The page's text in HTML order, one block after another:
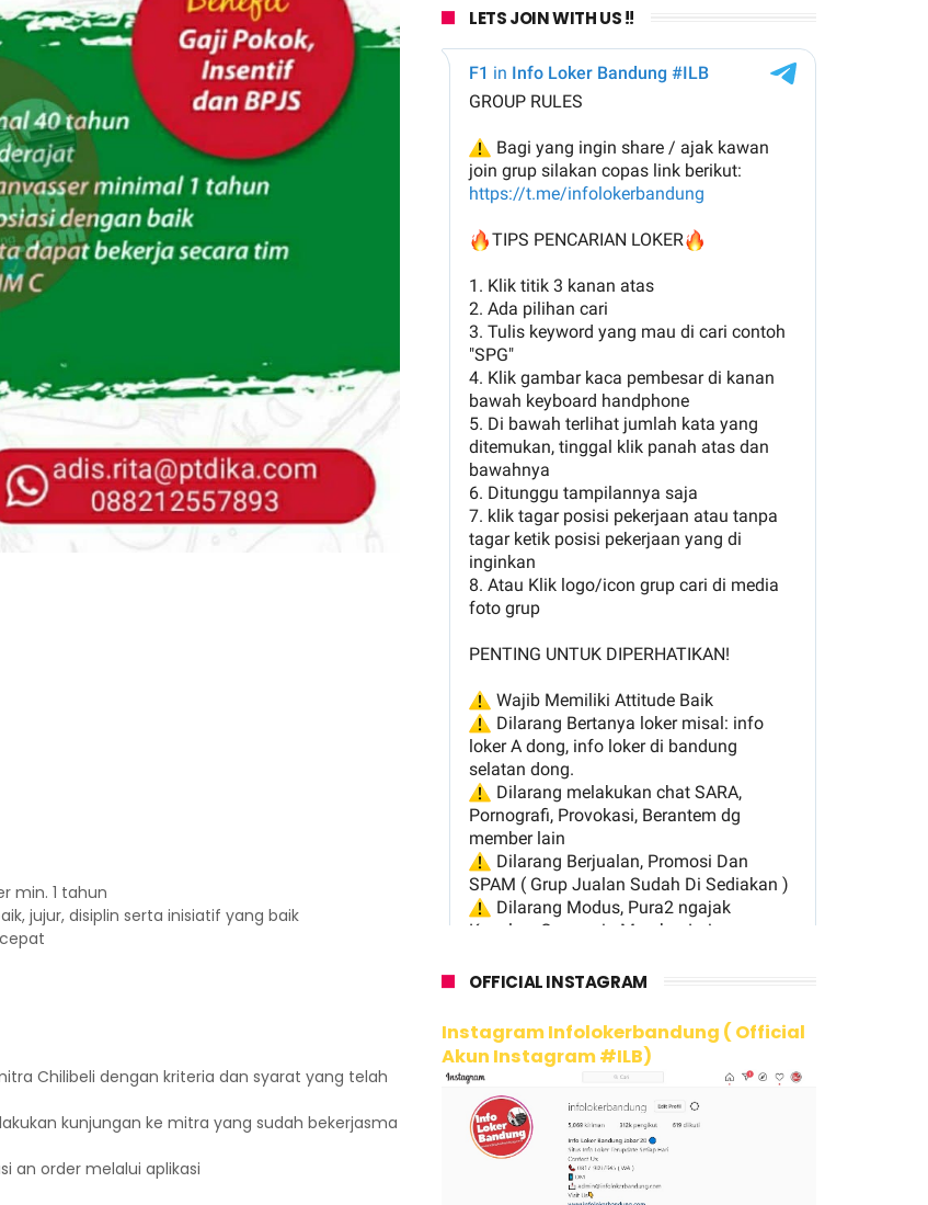
min. 1 tahun
jujur, disiplin serta inisiatif yang baik
Chilibeli dengan kriteria dan syarat yang telah
kunjungan ke mitra yang sudah bekerjasma
an order melalui aplikasi
LETS JOIN WITH US !!
OFFICIAL INSTAGRAM
Instagram Infolokerbandung ( Official
Akun Instagram #ILB)